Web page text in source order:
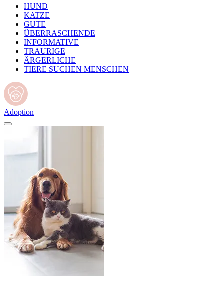
HUND
KATZE
GUTE
ÜBERRASCHENDE
INFORMATIVE
TRAURIGE
ÄRGERLICHE
TIERE SUCHEN MENSCHEN
Adoption